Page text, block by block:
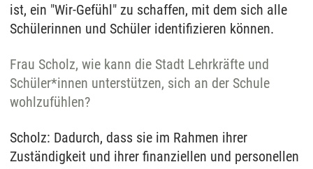
ist, ein "Wir-Gefühl" zu schaffen, mit dem sich alle
Schülerinnen und Schüler identifizieren können.
Frau Scholz, wie kann die Stadt Lehrkräfte und
Schüler*innen unterstützen, sich an der Schule
wohlzufühlen?
Scholz: Dadurch, dass sie im Rahmen ihrer
Zuständigkeit und ihrer finanziellen und personellen